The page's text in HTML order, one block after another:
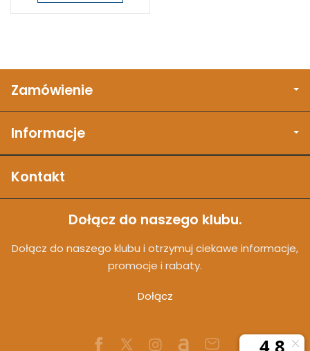
Zamówienie
Informacje
Kontakt
Dołącz do naszego klubu.
Dołącz do naszego klubu i otrzymuj ciekawe informacje,
promocje i rabaty.
Dołącz